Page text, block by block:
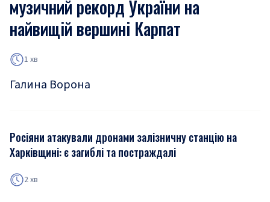
музичний рекорд України на
найвищій вершині Карпат
1 хв
Галина Ворона
Росіяни атакували дронами залізничну станцію на
Харківщині: є загиблі та постраждалі
2 хв